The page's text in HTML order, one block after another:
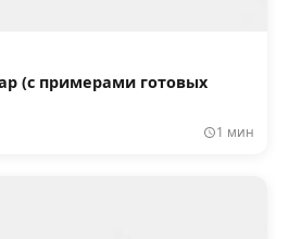
(с примерами готовых
1 мин